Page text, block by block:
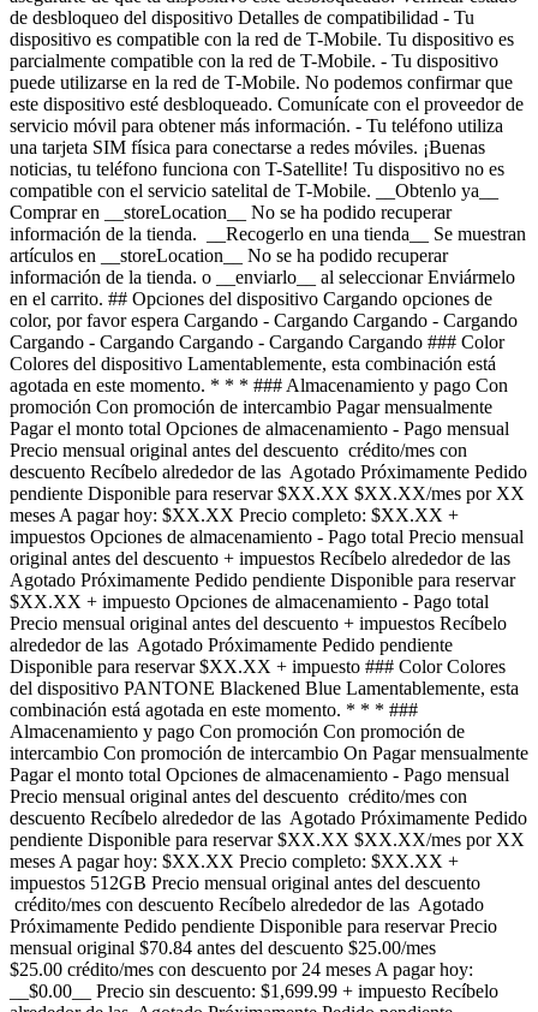
de desbloqueo del dispositivo Detalles de compatibilidad - Tu
dispositivo es compatible con la red de T-Mobile. Tu dispositivo es
parcialmente compatible con la red de T-Mobile. - Tu dispositivo
puede utilizarse en la red de T-Mobile. No podemos confirmar que
este dispositivo esté desbloqueado. Comunícate con el proveedor de
servicio móvil para obtener más información. - Tu teléfono utiliza
una tarjeta SIM física para conectarse a redes móviles. ¡Buenas
noticias, tu teléfono funciona con T-Satellite! Tu dispositivo no es
compatible con el servicio satelital de T-Mobile. __Obtenlo ya__
Comprar en __storeLocation__ No se ha podido recuperar
información de la tienda. __Recogerlo en una tienda__ Se muestran
artículos en __storeLocation__ No se ha podido recuperar
información de la tienda. o __enviarlo__ al seleccionar Enviármelo
en el carrito. ## Opciones del dispositivo Cargando opciones de
color, por favor espera Cargando - Cargando Cargando - Cargando
Cargando - Cargando Cargando - Cargando Cargando ### Color
Colores del dispositivo Lamentablemente, esta combinación está
agotada en este momento. * * * ### Almacenamiento y pago Con
promoción Con promoción de intercambio Pagar mensualmente
Pagar el monto total Opciones de almacenamiento - Pago mensual
Precio mensual original antes del descuento crédito/mes con
descuento Recíbelo alrededor de las Agotado Próximamente Pedido
pendiente Disponible para reservar $XX.XX $XX.XX/mes por XX
meses A pagar hoy: $XX.XX Precio completo: $XX.XX +
impuestos Opciones de almacenamiento - Pago total Precio mensual
original antes del descuento + impuestos Recíbelo alrededor de las
Agotado Próximamente Pedido pendiente Disponible para reservar
$XX.XX + impuesto Opciones de almacenamiento - Pago total
Precio mensual original antes del descuento + impuestos Recíbelo
alrededor de las Agotado Próximamente Pedido pendiente
Disponible para reservar $XX.XX + impuesto ### Color Colores
del dispositivo PANTONE Blackened Blue Lamentablemente, esta
combinación está agotada en este momento. * * * ###
Almacenamiento y pago Con promoción Con promoción de
intercambio Con promoción de intercambio On Pagar mensualmente
Pagar el monto total Opciones de almacenamiento - Pago mensual
Precio mensual original antes del descuento crédito/mes con
descuento Recíbelo alrededor de las Agotado Próximamente Pedido
pendiente Disponible para reservar $XX.XX $XX.XX/mes por XX
meses A pagar hoy: $XX.XX Precio completo: $XX.XX +
impuestos 512GB Precio mensual original antes del descuento
crédito/mes con descuento Recíbelo alrededor de las Agotado
Próximamente Pedido pendiente Disponible para reservar Precio
mensual original $70.84 antes del descuento $25.00/mes
$25.00 crédito/mes con descuento por 24 meses A pagar hoy:
__$0.00__ Precio sin descuento: $1,699.99 + impuesto Recíbelo